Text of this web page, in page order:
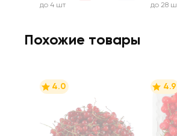
до 4 шт до 28
Похожие товары
4.0 4.9